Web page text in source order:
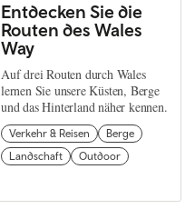
Entdecken Sie die
Routen des Wales
Way
Auf drei Routen durch Wales
lernen Sie unsere Küsten, Berge
und das Hinterland näher kennen.
Verkehr & Reisen
Berge
Landschaft
Outdoor